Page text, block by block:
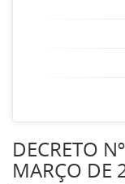
DECRETO
MARÇO DE